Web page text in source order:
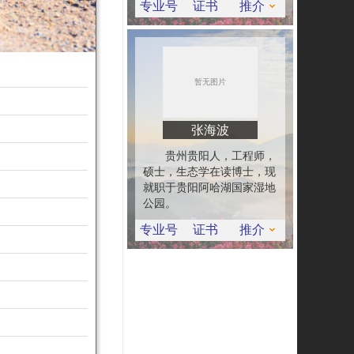
专业号 证书 推介
张海波
贵州贵阳人，工程师，
硕士，生态学在读博士，现
就职于贵阳阿哈湖国家湿地
公园。
专业号 证书 推介